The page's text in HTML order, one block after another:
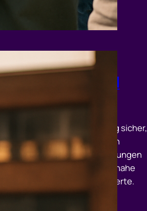
kompakt:
Technik und
wie du dein Peugeot-Tuning sicher,
alltagstauglich planst. Von
über Leistungssteigerungen
Zulassung – praxisnahe
Schritte und echte Mehrwerte.